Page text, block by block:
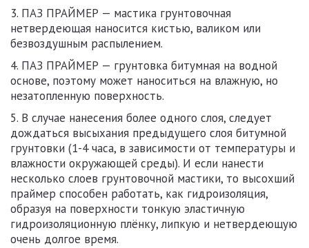
3. ПАЗ ПРАЙМЕР — мастика грунтовочная
нетвердеющая наносится кистью, валиком или
безвоздушным распылением.
4. ПАЗ ПРАЙМЕР — грунтовка битумная на водной
основе, поэтому может наноситься на влажную, но
незатопленную поверхность.
5. В случае нанесения более одного слоя, следует
дождаться высыхания предыдущего слоя битумной
грунтовки (1-4 часа, в зависимости от температуры и
влажности окружающей среды). И если нанести
несколько слоев грунтовочной мастики, то высохший
праймер способен работать, как гидроизоляция,
образуя на поверхности тонкую эластичную
гидроизоляционную плёнку, липкую и нетвердеющую
очень долгое время.